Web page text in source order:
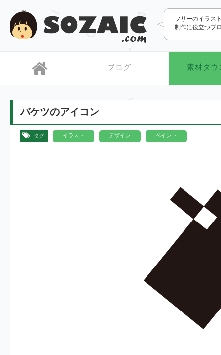
SOZAIC.com
フリーのイラス
制作に役立つブ
ブログ 素材ダウ
バケツのアイコン
タグ イラスト デザイン ペイント